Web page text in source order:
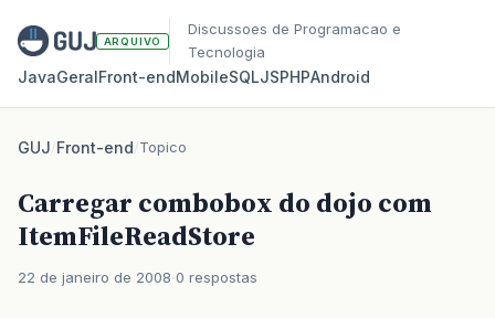
ARQUIVO
Discussoes de Programacao e
Tecnologia
JavaGeralFront‑endMobileSQLJSPHPAndroid
GUJ/Front-end/Topico
Carregar combobox do dojo com
ItemFileReadStore
22 de janeiro de 2008 0 respostas